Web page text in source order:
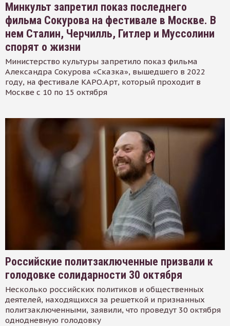
Минкульт запретил показ последнего
фильма Сокурова на фестивале в Москве. В
нем Сталин, Черчилль, Гитлер и Муссолини
спорят о жизни
Министерство культуры запретило показ фильма
Александра Сокурова «Сказка», вышедшего в 2022
году, на фестивале КАРО.Арт, который проходит в
Москве с 10 по 15 октября
Российские политзаключенные призвали к
голодовке солидарности 30 октября
Несколько российских политиков и общественных
деятелей, находящихся за решеткой и признанных
политзаключенными, заявили, что проведут 30 октября
однодневную голодовку